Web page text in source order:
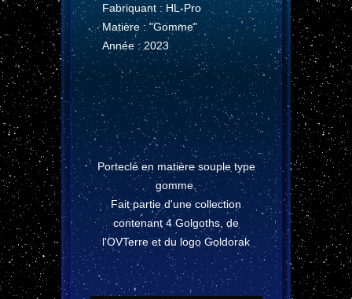
Fabriquant : HL-Pro
Matière : "Gomme"
Année : 2023
Porteclé en matière souple type
gomme.
Fait partie d'une collection
contenant 4 Golgoths, de
l'OVTerre et du logo Goldorak